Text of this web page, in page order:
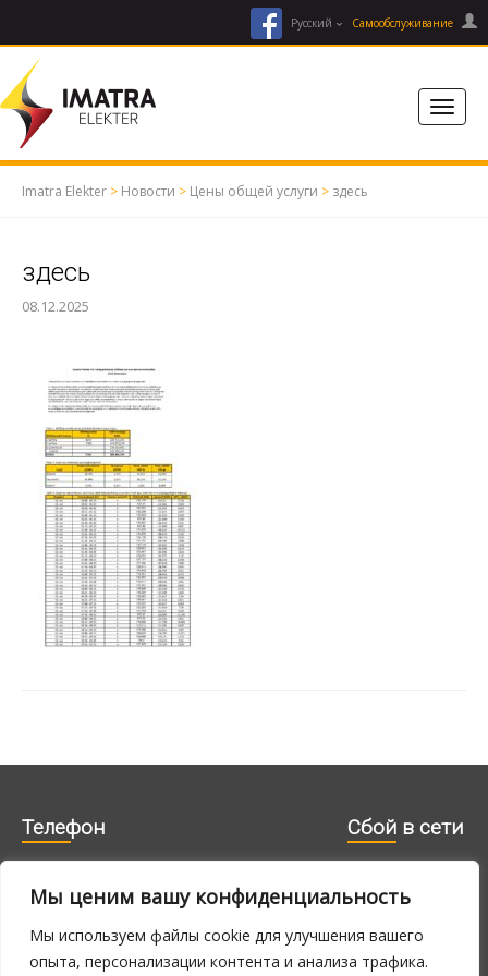
Мы ценим вашу конфиденциальность
Мы используем файлы cookie для улучшения вашего
опыта, персонализации контента и анализа трафика.
facebookРусский Cамообслуживание
Imatra Elekter > Новости > Цены общей услуги > здесь
здесь
08.12.2025
Телефон Cбой в сети
606 1840
715 0180
715 0188